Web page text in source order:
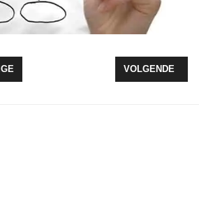
ARTIKEL: NON STOP LOZ KERSTMUZIEK
VOLGENDE
VOLGENDE